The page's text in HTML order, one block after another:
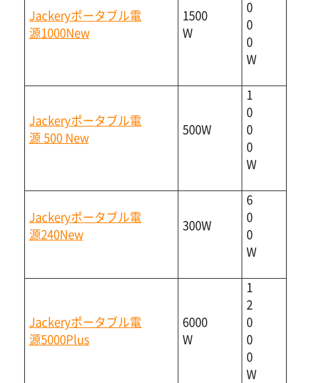
Jackeryポータブル電
源1000New
1500
W
0
0
0
W
Jackeryポータブル電
源 500 New
500W
1
0
0
0
W
Jackeryポータブル電
源240New
300W
6
0
0
W
Jackeryポータブル電
源5000Plus
6000
W
1
2
0
0
0
W